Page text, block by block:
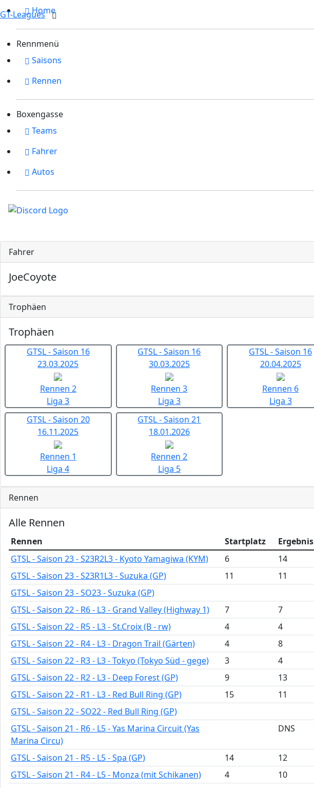
GT-LeaguesHome
Rennmenü
Saisons
Rennen
Boxengasse
Teams
Fahrer
Autos
Fahrer
JoeCoyote
Trophäen
Trophäen
GTSL - Saison 16
23.03.2025
Rennen 2
Liga 3
GTSL - Saison 16
30.03.2025
Rennen 3
Liga 3
GTSL - Saison 16
20.04.2025
Rennen 6
Liga 3
GTSL - Saison 20
16.11.2025
Rennen 1
Liga 4
GTSL - Saison 21
18.01.2026
Rennen 2
Liga 5
Rennen
Alle Rennen
Rennen Startplatz
Ergebnis
GTSL - Saison 23 - S23R2L3 - Kyoto Yamagiwa (KYM)
6
14
GTSL - Saison 23 - S23R1L3 - Suzuka (GP)
11
11
GTSL - Saison 23 - SO23 - Suzuka (GP)
GTSL - Saison 22 - R6 - L3 - Grand Valley (Highway 1)
7
7
GTSL - Saison 22 - R5 - L3 - St.Croix (B - rw)
4
4
GTSL - Saison 22 - R4 - L3 - Dragon Trail (Gärten)
4
8
GTSL - Saison 22 - R3 - L3 - Tokyo (Tokyo Süd - gege)
3
4
GTSL - Saison 22 - R2 - L3 - Deep Forest (GP)
9
13
GTSL - Saison 22 - R1 - L3 - Red Bull Ring (GP)
15
11
GTSL - Saison 22 - SO22 - Red Bull Ring (GP)
GTSL - Saison 21 - R6 - L5 - Yas Marina Circuit (Yas
Marina Circu)
DNS
GTSL - Saison 21 - R5 - L5 - Spa (GP) 14
12
GTSL - Saison 21 - R4 - L5 - Monza (mit Schikanen)
4
10